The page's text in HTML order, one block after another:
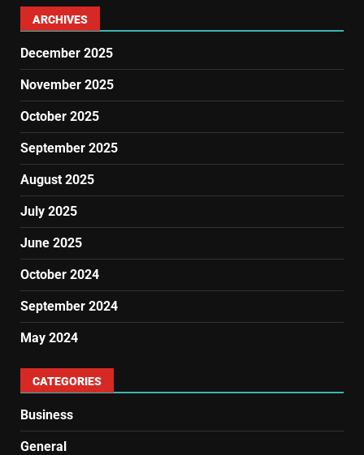
ARCHIVES
December 2025
November 2025
October 2025
September 2025
August 2025
July 2025
June 2025
October 2024
September 2024
May 2024
CATEGORIES
Business
General